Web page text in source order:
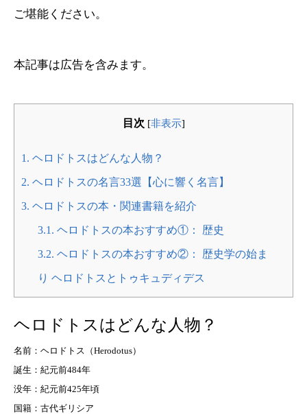
ご堪能ください。
本記事は広告を含みます。
目次 [非表示]
1. ヘロドトスはどんな人物？
2. ヘロドトスの名言33選【心に響く名言】
3. ヘロドトスの本・関連書籍を紹介
3.1. ヘロドトスの本おすすめ①： 歴史
3.2. ヘロドトスの本おすすめ②： 歴史学の始ま
り ヘロドトスとトゥキュディデス
ヘロドトスはどんな人物？
名前：ヘロドトス（Herodotus）
誕生：紀元前484年
没年：紀元前425年頃
国籍：古代ギリシア